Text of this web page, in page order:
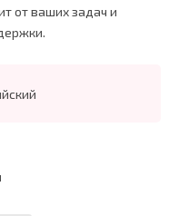
от ваших задач и